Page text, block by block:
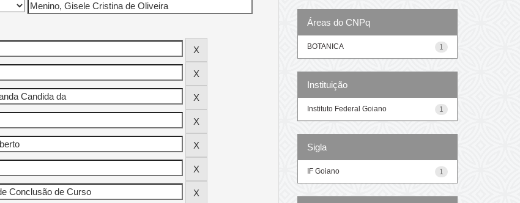
Áreas do CNPq
1
BOTANICA
Instituição
1
Instituto Federal Goiano
Sigla
1
IF Goiano